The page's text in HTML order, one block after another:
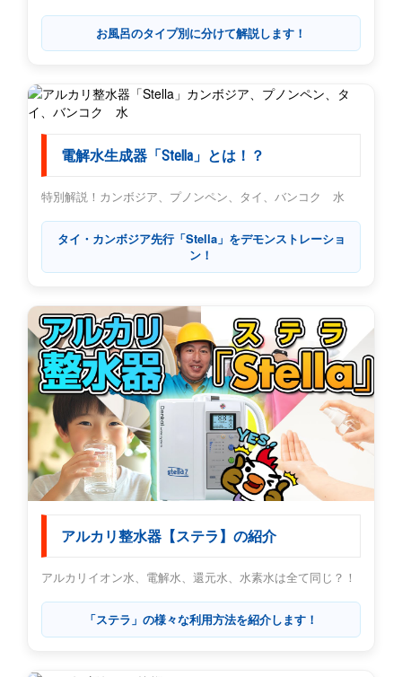
お風呂のタイプ別に分けて解説します！
電解水生成器「Stella」とは！？
特別解説！カンボジア、プノンペン、タイ、バンコク 水
タイ・カンボジア先行「Stella」をデモンストレーショ
ン！
アルカリ整水器【ステラ】の紹介
アルカリイオン水、電解水、還元水、水素水は全て同じ？！
「ステラ」の様々な利用方法を紹介します！